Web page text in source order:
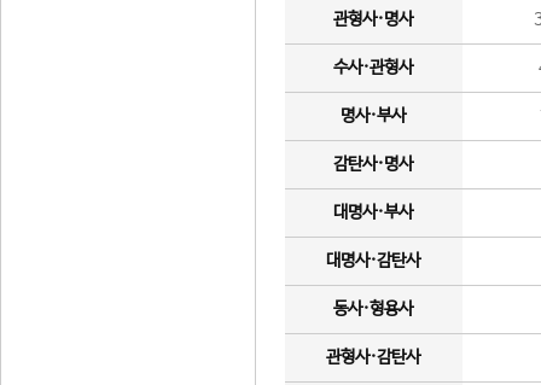
관형사·명사
수사·관형사
명사·부사
감탄사·명사
대명사·부사
대명사·감탄사
동사·형용사
관형사·감탄사